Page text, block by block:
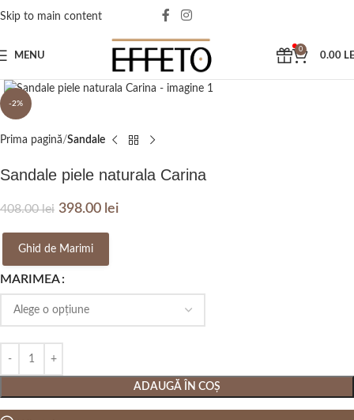
Skip to main content
MENU
0
0.00
-2%
Click to enlarge
Prima pagină Sandale
Sandale piele naturala Carina
408.00lei 398.00 lei
Ghid de Marimi
MARIMEA
ADAUGĂ ÎN COȘ